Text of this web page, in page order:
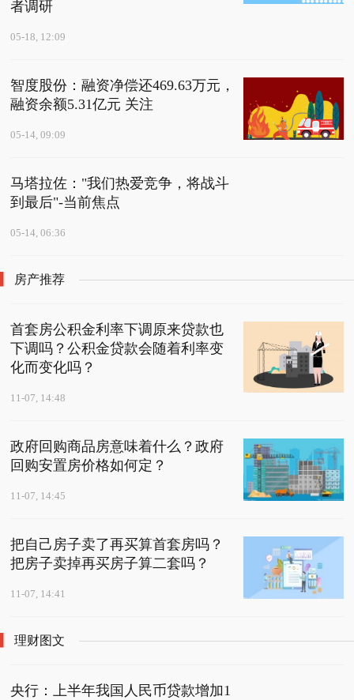
者调研
05-18, 12:09
智度股份：融资净偿还469.63万元，
融资余额5.31亿元 关注
05-14, 09:09
马塔拉佐："我们热爱竞争，将战斗
到最后"-当前焦点
05-14, 06:36
房产推荐
首套房公积金利率下调原来贷款也
下调吗？公积金贷款会随着利率变
化而变化吗？
11-07, 14:48
政府回购商品房意味着什么？政府
回购安置房价格如何定？
11-07, 14:45
把自己房子卖了再买算首套房吗？
把房子卖掉再买房子算二套吗？
11-07, 14:41
理财图文
央行：上半年我国人民币贷款增加1